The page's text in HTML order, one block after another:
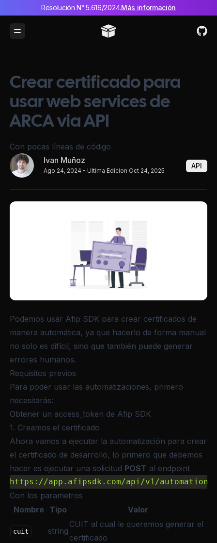
Resolución N° 5.616/2024.Más información
Toggle Menu
Crear certificado para
usar web services de
ARCA via API
Con pocas líneas de código
Ivan Muñoz
Ago 24, 2024 - Ultima Edicion Oct 24, 2025
API
Podemos usar Afip SDK para crear certificados de
manera automática, ya que hacerlo de forma manual
no solo es difícil, sino que también puede generar
errores humanos.
Requisitos previos
Para poder usar las automatizaciones, primero
necesitarás:
Obtener un access_token de Afip SDK
1. Creamos el certificado
Ahora vamos a ejecutar la automatización para crear
el certificado de desarrollo, lo primero que debemos
hacer es ejecutar una solicitud POST al endpoint
https://app.afipsdk.com/api/v1/automations
Con los parametros
Nombre
Tipo Valor
cuit string
CUIT al cual le queremos generar el
certificado